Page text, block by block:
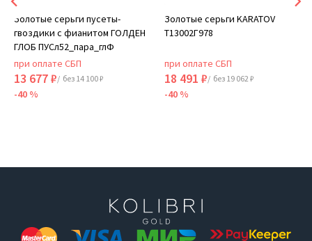
Золотые серьги пусеты-
гвоздики с фианитом ГОЛДЕН
ГЛОБ ПУСл52_пара_глФ
при оплате СБП
13 677 ₽/ без 14 100 ₽
-40 %
Золотые серьги KARATOV
Т13002Г978
при оплате СБП
18 491 ₽/ без 19 062 ₽
-40 %